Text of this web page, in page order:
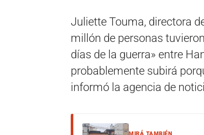
Juliette Touma, directora
millón de personas
días de la guerra» entre
probablemente subirá
informó la agencia de